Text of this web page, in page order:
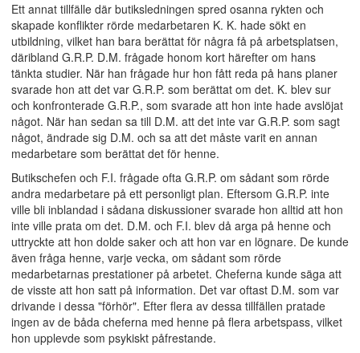
Ett annat tillfälle där butiksledningen spred osanna rykten och
skapade konflikter rörde medarbetaren K. K. hade sökt en
utbildning, vilket han bara berättat för några få på arbetsplatsen,
däribland G.R.P. D.M. frågade honom kort härefter om hans
tänkta studier. När han frågade hur hon fått reda på hans planer
svarade hon att det var G.R.P. som berättat om det. K. blev sur
och konfronterade G.R.P., som svarade att hon inte hade avslöjat
något. När han sedan sa till D.M. att det inte var G.R.P. som sagt
något, ändrade sig D.M. och sa att det måste varit en annan
medarbetare som berättat det för henne.
Butikschefen och F.I. frågade ofta G.R.P. om sådant som rörde
andra medarbetare på ett personligt plan. Eftersom G.R.P. inte
ville bli inblandad i sådana diskussioner svarade hon alltid att hon
inte ville prata om det. D.M. och F.I. blev då arga på henne och
uttryckte att hon dolde saker och att hon var en lögnare. De kunde
även fråga henne, varje vecka, om sådant som rörde
medarbetarnas prestationer på arbetet. Cheferna kunde säga att
de visste att hon satt på information. Det var oftast D.M. som var
drivande i dessa "förhör". Efter flera av dessa tillfällen pratade
ingen av de båda cheferna med henne på flera arbetspass, vilket
hon upplevde som psykiskt påfrestande.